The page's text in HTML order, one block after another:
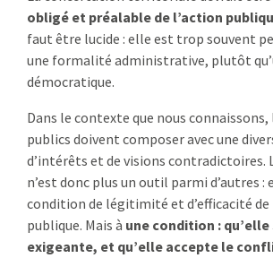
obligé et préalable de l’action
faut être lucide : elle est trop souvent
une formalité administrative, plutôt
démocratique.
Dans le contexte que nous connaissons,
publics doivent composer avec une
d’intérêts et de visions contradictoires.
n’est donc plus un outil parmi d’autres :
condition de légitimité et d’efficacité de
publique. Mais à une condition :
exigeante, et qu’elle accepte le